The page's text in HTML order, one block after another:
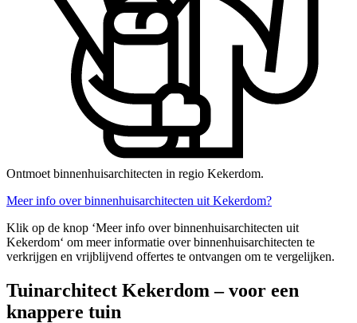
Ontmoet binnenhuisarchitecten in regio Kekerdom.
Meer info over binnenhuisarchitecten uit Kekerdom?
Klik op de knop ‘Meer info over binnenhuisarchitecten uit
Kekerdom‘ om meer informatie over binnenhuisarchitecten te
verkrijgen en vrijblijvend offertes te ontvangen om te vergelijken.
Tuinarchitect Kekerdom – voor een
knappere tuin